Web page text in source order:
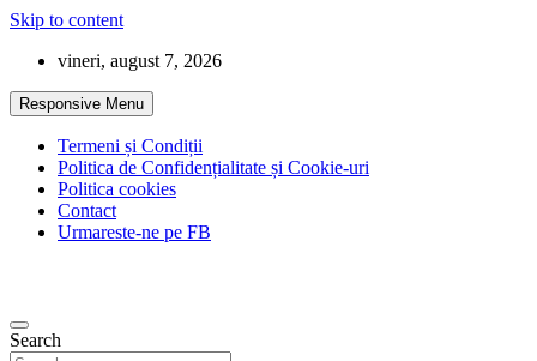
Skip to content
vineri, august 7, 2026
Responsive Menu
Termeni și Condiții
Politica de Confidențialitate și Cookie-uri
Politica cookies
Contact
Urmareste-ne pe FB
Search